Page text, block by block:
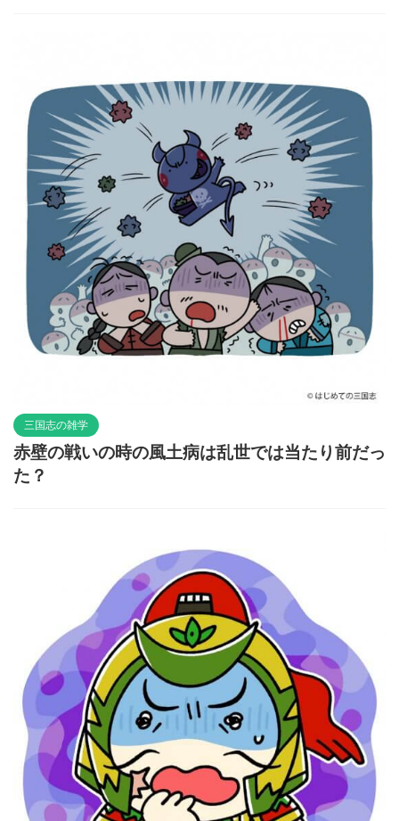
三国志の雑学
赤壁の戦いの時の風土病は乱世では当たり前だっ
た？